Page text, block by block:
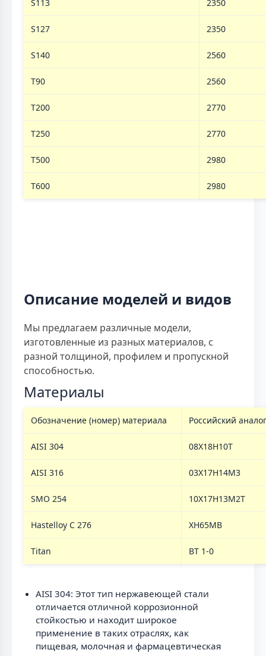
S113 2350
S127 2350
S140 2560
T90 2560
T200 2770
T250 2770
T500 2980
T600 2980
Описание моделей и видов
Мы предлагаем различные модели,
изготовленные из разных материалов, с
разной толщиной, профилем и пропускной
способностью.
Материалы
Обозначение (номер) материала Российский
AISI 304 08Х18Н10Т
AISI 316 03Х17Н14М3
SMO 254 10Х17Н13М2Т
Hastelloy C 276 ХН65МВ
Titan ВТ 1-0
AISI 304: Этот тип нержавеющей стали
отличается отличной коррозионной
стойкостью и находит широкое
применение в таких отраслях, как
пищевая, молочная и фармацевтическая